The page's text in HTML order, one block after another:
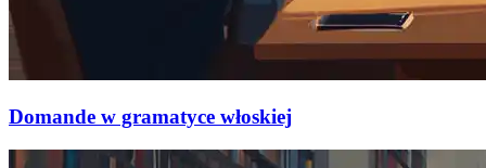
Domande w gramatyce włoskiej